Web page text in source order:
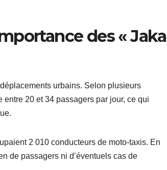
des «
urbains. Selon plusieurs
20 et 34 passagers par jour, ce qui
2 010 conducteurs de moto-taxis. En
de passagers ni d’éventuels cas de